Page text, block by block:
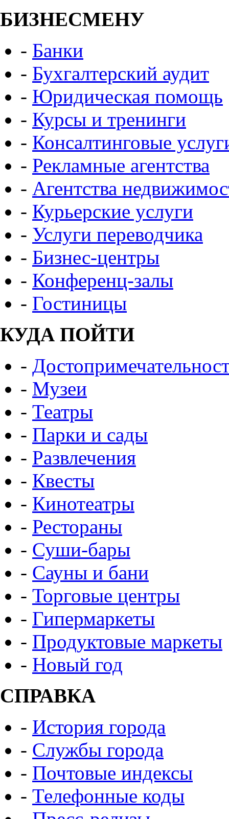
БИЗНЕСМЕНУ
- Банки
- Бухгалтерский аудит
- Юридическая помощь
- Курсы и тренинги
- Консалтинговые
- Рекламные агентства
- Агентства
- Курьерские услуги
- Услуги переводчика
- Бизнес-центры
- Конференц-залы
- Гостиницы
КУДА ПОЙТИ
-
- Музеи
- Театры
- Парки и сады
- Развлечения
- Квесты
- Кинотеатры
- Рестораны
- Суши-бары
- Сауны и бани
- Торговые центры
- Гипермаркеты
- Продуктовые маркеты
- Новый год
СПРАВКА
- История города
- Службы города
- Почтовые индексы
- Телефонные коды